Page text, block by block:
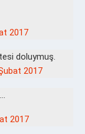
2017
doluymuş.
2017
2017